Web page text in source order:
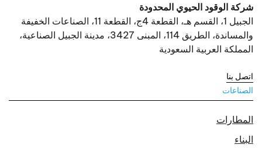
شركة الوقود الحيوي المحدودة
الجبيل 1، القسم هـ، القطعة 4ج، القطعة 11، الصناعات الخفيفة
والمساندة، الطريق 114، المبنى 3427، مدينة الجبيل الصناعية،
المملكة العربية السعودية
اتصل بنا
الصناعات
المطارات
البناء